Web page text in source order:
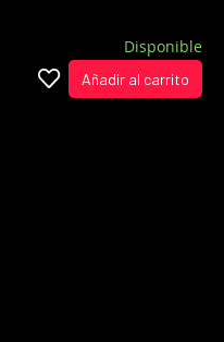
Disponible
Añadir al carrito